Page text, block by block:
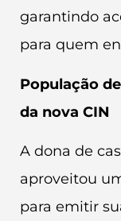
garantindo
para quem
População
da nova CIN
A dona de
aproveitou
para emitir